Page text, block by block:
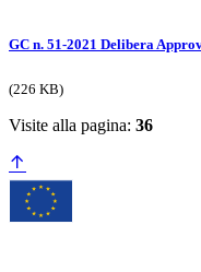
GC n. 51-2021 Delibera
(226 KB)
Visite alla pagina: 36